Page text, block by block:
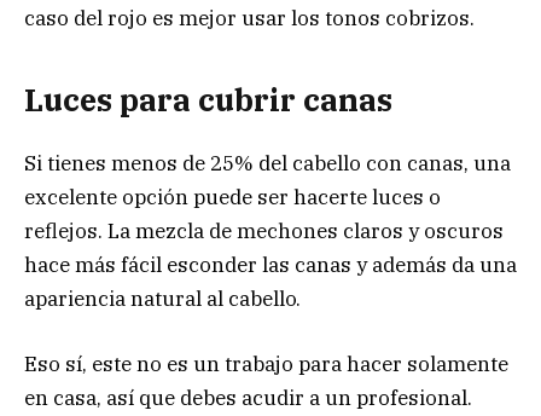
caso del rojo es mejor usar los tonos cobrizos.
Luces para cubrir canas
Si tienes menos de 25% del cabello con canas, una
excelente opción puede ser hacerte luces o
reflejos. La mezcla de mechones claros y oscuros
hace más fácil esconder las canas y además da una
apariencia natural al cabello.
Eso sí, este no es un trabajo para hacer solamente
en casa, así que debes acudir a un profesional.